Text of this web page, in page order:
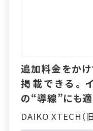
追加料金をか
掲載できる。
の“導線”にも適
DAIKO XTECH（